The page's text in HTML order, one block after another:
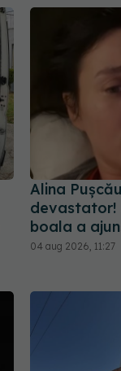
Alina
devastator!
boala a
04 aug 2026, 11:27